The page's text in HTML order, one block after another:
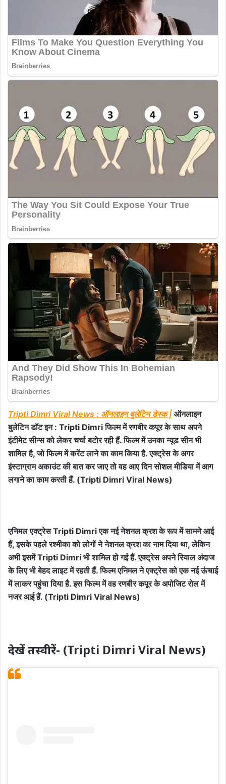
Tripti Dimri Viral News : ऑनलाइन बुलेटिन डेस्क | ऑनलाइन
बुलेटिन डॉट इन : Tripti Dimri फिल्म में रणबीर कपूर के साथ अपने
इंटीमेट सीन्स को लेकर चर्चा बटोर रही हैं. फिल्म में उनका न्यूड सीन भी
शामिल है, जो फिल्म में करेंट लाने का काम किया है. एक्ट्रेस के अगर
इंस्टाग्राम अकाउंट की बात कर जाए तो वह आए दिन सोशल मीडिया में आग
लगाने का काम करती हैं. (Tripti Dimri Viral News)
एनिमल एक्ट्रेस Tripti Dimri एक नई नेशनल क्रश के रूप में सामने आई
हैं, इसके पहले रश्मीका को लोगों ने नेशनल क्रश का नाम दिया था, लेकिन
अभी इसमें Tripti Dimri भी शामिल हो गई हैं. एक्ट्रेस अपने रियाल अंदाज
के लिए भी बेहद लाइट में रहती हैं. फिल्म एनिमल ने एक्ट्रेस को एक नई ऊंचाई
में लाकर पहुंचा दिया है. इस फिल्म में वह रणबीर कपूर के अपोजिट रोल में
नजर आई हैं. (Tripti Dimri Viral News)
देखें तस्वीरें- (Tripti Dimri Viral News)